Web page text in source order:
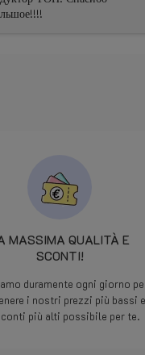
MASSIMA QUALITÀ E
SCONTI!
duramente ogni giorno
i nostri prezzi più bassi e
più alti possibile per te.